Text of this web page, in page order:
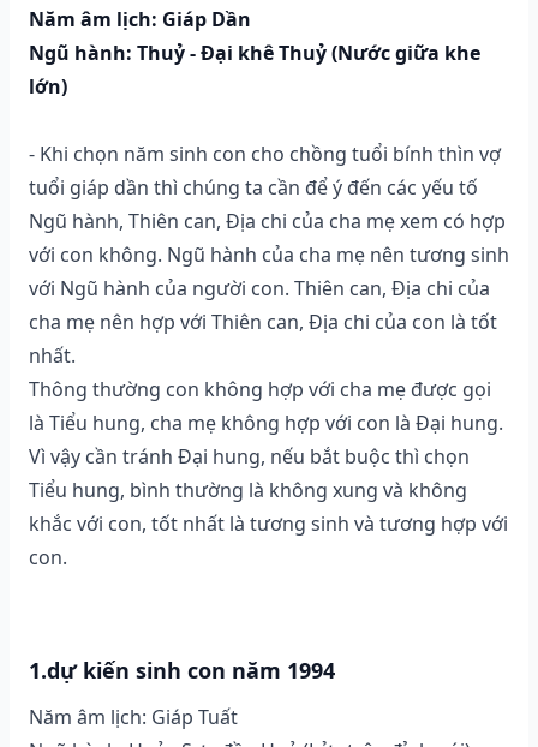
Năm âm lịch: Giáp Dần
Ngũ hành: Thuỷ - Đại khê Thuỷ (Nước giữa khe
lớn)
- Khi chọn năm sinh con cho chồng tuổi bính thìn vợ
tuổi giáp dần thì chúng ta cần để ý đến các yếu tố
Ngũ hành, Thiên can, Địa chi của cha mẹ xem có hợp
với con không. Ngũ hành của cha mẹ nên tương sinh
với Ngũ hành của người con. Thiên can, Địa chi của
cha mẹ nên hợp với Thiên can, Địa chi của con là tốt
nhất.
Thông thường con không hợp với cha mẹ được gọi
là Tiểu hung, cha mẹ không hợp với con là Đại hung.
Vì vậy cần tránh Đại hung, nếu bắt buộc thì chọn
Tiểu hung, bình thường là không xung và không
khắc với con, tốt nhất là tương sinh và tương hợp với
con.
1.dự kiến sinh con năm 1994
Năm âm lịch: Giáp Tuất